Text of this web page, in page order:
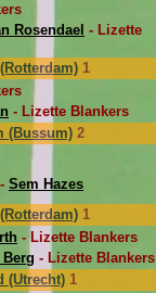
Rosendael - Lizette
1
- Lizette Blankers
(Bussum) 2
- Sem Hazes
1
- Lizette Blankers
- Lizette Blankers
(Utrecht) 1